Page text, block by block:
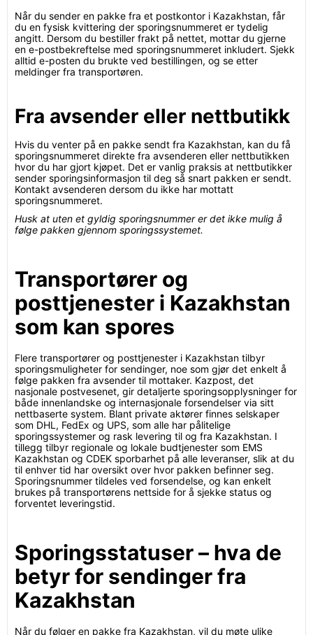
Når du sender en pakke fra et postkontor i Kazakhstan, får
du en fysisk kvittering der sporingsnummeret er tydelig
angitt. Dersom du bestiller frakt på nettet, mottar du gjerne
en e-postbekreftelse med sporingsnummeret inkludert. Sjekk
alltid e-posten du brukte ved bestillingen, og se etter
meldinger fra transportøren.
Fra avsender eller nettbutikk
Hvis du venter på en pakke sendt fra Kazakhstan, kan du få
sporingsnummeret direkte fra avsenderen eller nettbutikken
hvor du har gjort kjøpet. Det er vanlig praksis at nettbutikker
sender sporingsinformasjon til deg så snart pakken er sendt.
Kontakt avsenderen dersom du ikke har mottatt
sporingsnummeret.
Husk at uten et gyldig sporingsnummer er det ikke mulig å
følge pakken gjennom sporingssystemet.
Transportører og
posttjenester i Kazakhstan
som kan spores
Flere transportører og posttjenester i Kazakhstan tilbyr
sporingsmuligheter for sendinger, noe som gjør det enkelt å
følge pakken fra avsender til mottaker. Kazpost, det
nasjonale postvesenet, gir detaljerte sporingsopplysninger for
både innenlandske og internasjonale forsendelser via sitt
nettbaserte system. Blant private aktører finnes selskaper
som DHL, FedEx og UPS, som alle har pålitelige
sporingssystemer og rask levering til og fra Kazakhstan. I
tillegg tilbyr regionale og lokale budtjenester som EMS
Kazakhstan og CDEK sporbarhet på alle leveranser, slik at du
til enhver tid har oversikt over hvor pakken befinner seg.
Sporingsnummer tildeles ved forsendelse, og kan enkelt
brukes på transportørens nettside for å sjekke status og
forventet leveringstid.
Sporingsstatuser – hva de
betyr for sendinger fra
Kazakhstan
Når du følger en pakke fra Kazakhstan, vil du møte ulike